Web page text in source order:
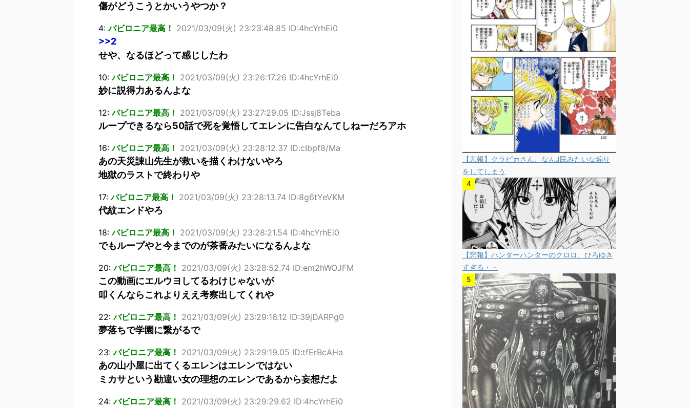
傷がどうこうとかいうやつか？
4:バビロニア最高！ 2021/03/09(火) 23:23:48.85 ID:4hcYrhEi0
>>2
せや、なるほどって感じしたわ
10:バビロニア最高！ 2021/03/09(火) 23:26:17.26 ID:4hcYrhEi0
妙に説得力あるんよな
12:バビロニア最高！ 2021/03/09(火) 23:27:29.05 ID:Jssj8Teba
ループできるなら50話で死を覚悟してエレンに告白なんてしねーだろアホ
16:バビロニア最高！ 2021/03/09(火) 23:28:12.37 ID:cIbpf8/Ma
あの天災諌山先生が救いを描くわけないやろ
地獄のラストで終わりや
17:バビロニア最高！ 2021/03/09(火) 23:28:13.74 ID:8g6tYeVKM
代紋エンドやろ
18:バビロニア最高！ 2021/03/09(火) 23:28:21.54 ID:4hcYrhEi0
でもループやと今までのが茶番みたいになるんよな
20:バビロニア最高！ 2021/03/09(火) 23:28:52.74 ID:em2hWOJFM
この動画にエルウヨしてるわけじゃないが
叩くんならこれよりええ考察出してくれや
22:バビロニア最高！ 2021/03/09(火) 23:29:16.12 ID:39jDARPg0
夢落ちで学園に繋がるで
23:バビロニア最高！ 2021/03/09(火) 23:29:19.05 ID:tfErBcAHa
あの山小屋に出てくるエレンはエレンではない
ミカサという勘違い女の理想のエレンであるから妄想だよ
24:バビロニア最高！ 2021/03/09(火) 23:29:29.62 ID:4hcYrhEi0
【悲報】クラピカさん、なんJ民みたいな煽り
をしてしまう
【悲報】ハンターハンターのクロロ、ひろゆき
すぎる・・